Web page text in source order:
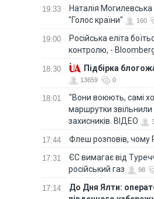
19:33
Наталія
"Голос країни"
160
19:00
Російська еліта
контролю, -
18:30 Підбірка
13659 0
18:01
"Вони воюють, самі
маршрутки звільнили
захисників. ВІДЕО
17:44 Флеш розповів, чому
17:31
ЄС вимагає від
російський газ
98
17:14
До Дня Ялти: